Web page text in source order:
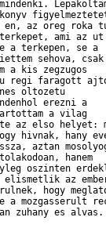
en, az oreg
terkepet, ami az
a terkepen, se a
sehova,
a kis zegzugos
regi faragott
oltozetu
erezni a
a vilag
az elso helyet:
hivnak, hany
aztan
hanem
oszinten
elismetlik az
hogy
mozgasserult
zuhany es alvas.